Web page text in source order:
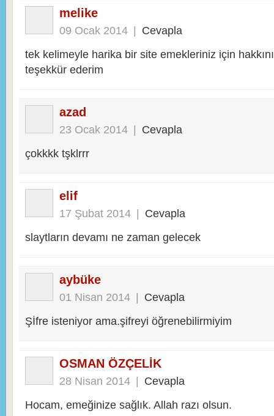
melike
09 Ocak 2014 | Cevapla
tek kelimeyle harika bir site emekleriniz için
teşekkür ederim
azad
23 Ocak 2014 | Cevapla
çokkkk tşklrrr
elif
17 Şubat 2014 | Cevapla
slaytların devamı ne zaman gelecek
aybüke
01 Nisan 2014 | Cevapla
Şİfre isteniyor ama.şifreyi öğrenebilirmiyim
OSMAN ÖZÇELİK
28 Nisan 2014 | Cevapla
Hocam, emeğinize sağlık. Allah razı olsun.